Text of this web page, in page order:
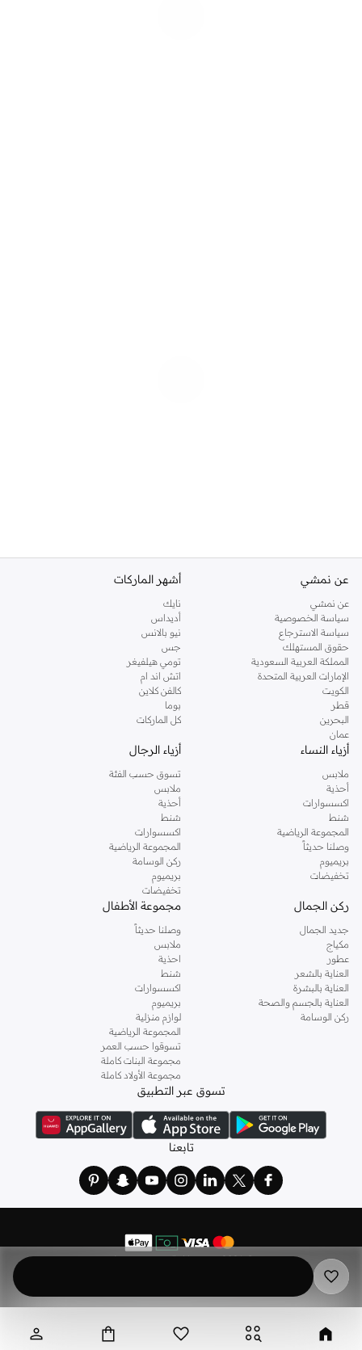
عن نمشي
عن نمشي
سياسة الخصوصية
سياسة الاسترجاع
حقوق المستهلك
المملكة العربية السعودية
الإمارات العربية المتحدة
الكويت
قطر
البحرين
عمان
أشهر الماركات
نايك
أديداس
نيو بالانس
جس
تومي هيلفيغر
اتش اند ام
كالفن كلاين
بوما
كل الماركات
أزياء النساء
ملابس
أحذية
اكسسوارات
شنط
المجموعة الرياضية
وصلنا حديثاً
بريميوم
تخفيضات
أزياء الرجال
تسوق حسب الفئة
ملابس
أحذية
شنط
اكسسوارات
المجموعة الرياضية
ركن الوسامة
بريميوم
تخفيضات
ركن الجمال
جديد الجمال
مكياج
عطور
العناية بالشعر
العناية بالبشرة
العناية بالجسم والصحة
ركن الوسامة
مجموعة الأطفال
وصلنا حديثاً
ملابس
احذية
شنط
اكسسوارات
بريميوم
لوازم منزلية
المجموعة الرياضية
تسوقوا حسب العمر
مجموعة البنات كاملة
مجموعة الأولاد كاملة
تسوق عبر التطبيق
تابعنا
© 2026 نمشي. كل الحقوق محفوظة